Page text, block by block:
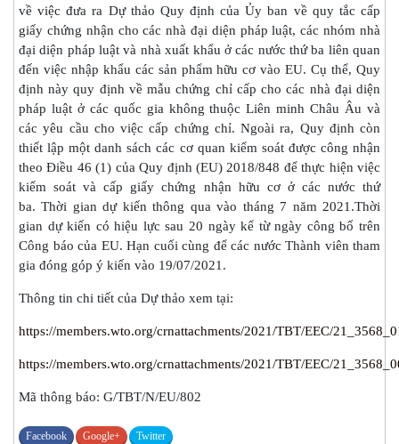
về việc đưa ra Dự thảo Quy định của Ủy ban về quy tắc cấp
giấy chứng nhận cho các nhà đại diện pháp luật, các nhóm nhà
đại diện pháp luật và nhà xuất khẩu ở các nước thứ ba liên quan
đến việc nhập khẩu các sản phẩm hữu cơ vào EU. Cụ thể, Quy
định này quy định về mẫu chứng chỉ cấp cho các nhà đại diện
pháp luật ở các quốc gia không thuộc Liên minh Châu Âu và
các yêu cầu cho việc cấp chứng chỉ. Ngoài ra, Quy định còn
thiết lập một danh sách các cơ quan kiểm soát được công nhận
theo Điều 46 (1) của Quy định (EU) 2018/848 để thực hiện việc
kiểm soát và cấp giấy chứng nhận hữu cơ ở các nước thứ
ba. Thời gian dự kiến thông qua vào tháng 7 năm 2021.Thời
gian dự kiến có hiệu lực sau 20 ngày kể từ ngày công bố trên
Công báo của EU. Hạn cuối cùng để các nước Thành viên tham
gia đóng góp ý kiến vào 19/07/2021.
Thông tin chi tiết của Dự thảo xem tại:
https://members.wto.org/crnattachments/2021/TBT/EEC/
https://members.wto.org/crnattachments/2021/TBT/EEC/
Mã thông báo: G/TBT/N/EU/802
Facebook Google+ Twitter